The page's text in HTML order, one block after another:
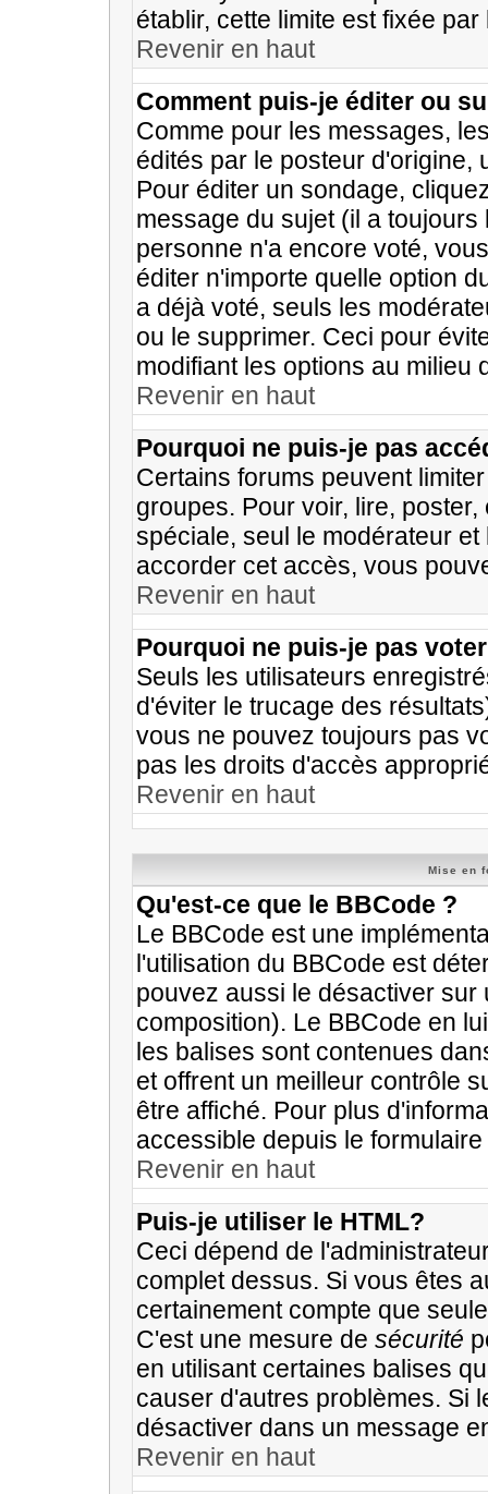
établir, cette limite est fixée
Revenir en haut
Comment puis-je éditer ou
Comme pour les messages,
édités par le posteur d'origine,
Pour éditer un sondage,
message du sujet (il a
personne n'a encore voté,
éditer n'importe quelle option
a déjà voté, seuls les
ou le supprimer. Ceci pour
modifiant les options au milieu
Revenir en haut
Pourquoi ne puis-je pas
Certains forums peuvent
groupes. Pour voir, lire,
spéciale, seul le modérateur
accorder cet accès, vous
Revenir en haut
Pourquoi ne puis-je pas
Seuls les utilisateurs
d'éviter le trucage des
vous ne pouvez toujours pas
pas les droits d'accès
Revenir en haut
Mise en
Qu'est-ce que le BBCode ?
Le BBCode est une
l'utilisation du BBCode est
pouvez aussi le désactiver
composition). Le BBCode en
les balises sont contenues
et offrent un meilleur contrôle
être affiché. Pour plus
accessible depuis le
Revenir en haut
Puis-je utiliser le HTML?
Ceci dépend de
complet dessus. Si vous êtes
certainement compte que
C'est une mesure de sécurité
en utilisant certaines balises
causer d'autres problèmes. Si
désactiver dans un message
Revenir en haut